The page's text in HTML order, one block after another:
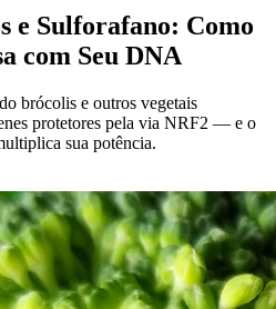
e Sulforafano: Como
com Seu DNA
brócolis e outros vegetais
protetores pela via NRF2 — e o
sua potência.